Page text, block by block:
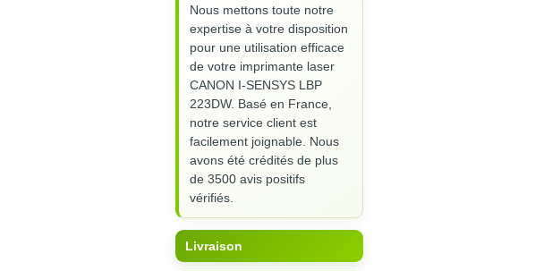
Nous mettons toute notre
expertise à votre disposition
pour une utilisation efficace
de votre imprimante laser
CANON I-SENSYS LBP
223DW. Basé en France,
notre service client est
facilement joignable. Nous
avons été crédités de plus
de 3500 avis positifs
vérifiés.
Livraison